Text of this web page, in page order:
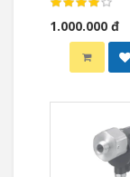
1.000.000 đ